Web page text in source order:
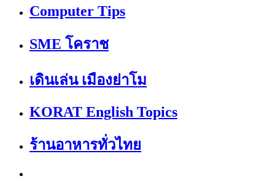
Computer Tips
SME โคราช
เดินเล่น เมืองย่าโม
KORAT English Topics
ร้านอาหารทั่วไทย